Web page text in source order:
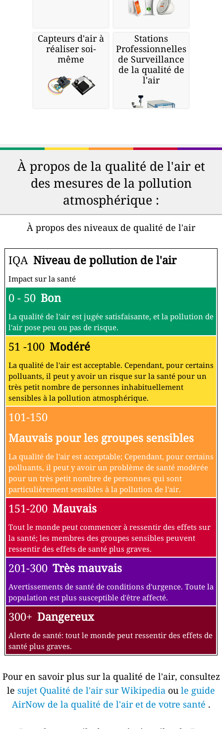
Capteurs d'air à
réaliser soi-
même
Stations
Professionnelles
de Surveillance
de la qualité de
l'air
À propos de la qualité de l'air et
des mesures de la pollution
atmosphérique :
À propos des niveaux de qualité de l'air
IQA Niveau de pollution de l'air
Impact sur la santé
0 - 50 Bon
La qualité de l'air est jugée satisfaisante, et la pollution de
l'air pose peu ou pas de risque.
51 -100 Modéré
La qualité de l'air est acceptable. Cependant, pour certains
polluants, il peut y avoir un risque sur la santé pour un
très petit nombre de personnes inhabituellement
sensibles à la pollution atmosphérique.
101-150
Mauvais pour les groupes sensibles
La qualité de l'air est acceptable; Cependant, pour certains
polluants, il peut y avoir un problème de santé modérée
pour un très petit nombre de personnes qui sont
particulièrement sensibles à la pollution de l'air.
151-200 Mauvais
Tout le monde peut commencer à ressentir des effets sur
la santé; les membres des groupes sensibles peuvent
ressentir des effets de santé plus graves.
201-300 Très mauvais
Avertissements de santé de conditions d'urgence. Toute la
population est plus susceptible d'être affecté.
300+ Dangereux
Alerte de santé: tout le monde peut ressentir des effets de
santé plus graves.
Pour en savoir plus sur la qualité de l'air, consultez
le sujet Qualité de l'air sur Wikipedia ou le guide
AirNow de la qualité de l'air et de votre santé .